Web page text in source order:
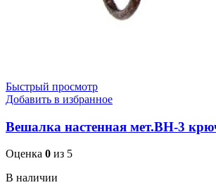
Быстрый просмотр
Добавить в избранное
Вешалка настенная мет.ВН-3
Оценка 0 из 5
В наличии